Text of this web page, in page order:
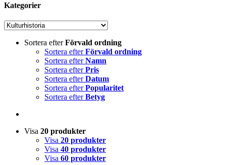
Kategorier
Sortera efterFörvald ordning
Sortera efterFörvald ordning
Sortera efterNamn
Sortera efterPris
Sortera efterDatum
Sortera efterPopularitet
Sortera efterBetyg
Visa 20 produkter
Visa 20 produkter
Visa 40 produkter
Visa 60 produkter